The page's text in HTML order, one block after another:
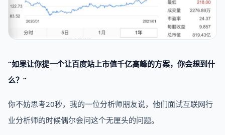
“如果让你提一个让百度站上市值千亿高峰的方案，你会想到什
么？”
你不妨思考20秒，我的一位分析师朋友说，他们面试互联网行
业分析师的时候偶尔会问这个无厘头的问题。